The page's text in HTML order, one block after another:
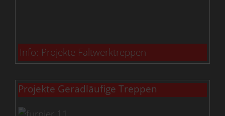
Info: Projekte Faltwerktreppen
Projekte Geradläufige Treppen